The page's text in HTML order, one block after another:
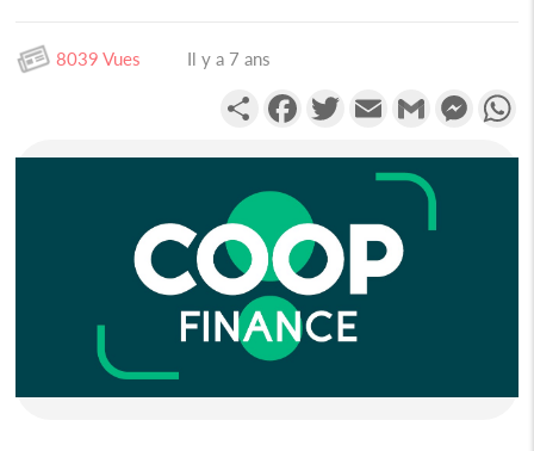
8039 Vues Il y a 7 ans
PartagerFacebookTwitterEmail Gmail